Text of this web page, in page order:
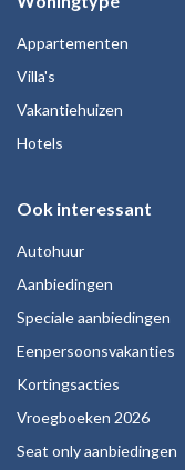
Appartementen
Villa's
Vakantiehuizen
Hotels
Ook interessant
Autohuur
Aanbiedingen
Speciale aanbiedingen
Eenpersoonsvakanties
Kortingsacties
Vroegboeken 2026
Seat only aanbiedingen